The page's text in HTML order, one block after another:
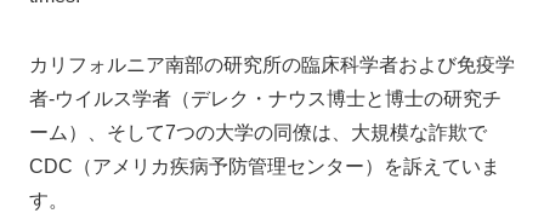
カリフォルニア南部の研究所の臨床科学者および免疫学
者-ウイルス学者（デレク・ナウス博士と博士の研究チ
ーム）、そして7つの大学の同僚は、大規模な詐欺で
CDC（アメリカ疾病予防管理センター）を訴えていま
す。